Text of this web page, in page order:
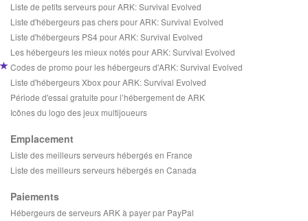
Liste de petits serveurs pour ARK: Survival Evolved
Liste d'hébergeurs pas chers pour ARK: Survival Evolved
Liste d'hébergeurs PS4 pour ARK: Survival Evolved
Les hébergeurs les mieux notés pour ARK: Survival Evolved
Codes de promo pour les hébergeurs d'ARK: Survival Evolved
Liste d'hébergeurs Xbox pour ARK: Survival Evolved
Période d'essai gratuite pour l’hébergement de ARK
Icônes du logo des jeux multijoueurs
Emplacement
Liste des meilleurs serveurs hébergés en France
Liste des meilleurs serveurs hébergés en Canada
Paiements
Hébergeurs de serveurs ARK à payer par PayPal